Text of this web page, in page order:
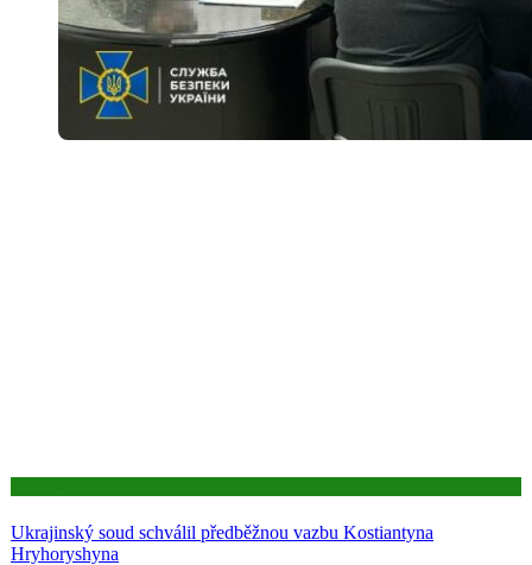
Ukrajinský soud schválil předběžnou vazbu Kostiantyna
Hryhoryshyna